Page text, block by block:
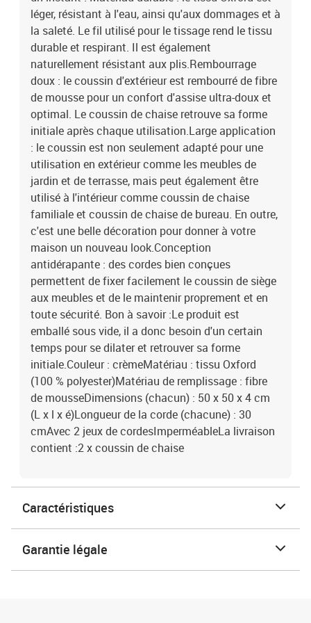
léger, résistant à l'eau, ainsi qu'aux dommages et à
la saleté. Le fil utilisé pour le tissage rend le tissu
durable et respirant. Il est également
naturellement résistant aux plis.Rembourrage
doux : le coussin d'extérieur est rembourré de fibre
de mousse pour un confort d'assise ultra-doux et
optimal. Le coussin de chaise retrouve sa forme
initiale après chaque utilisation.Large application
: le coussin est non seulement adapté pour une
utilisation en extérieur comme les meubles de
jardin et de terrasse, mais peut également être
utilisé à l'intérieur comme coussin de chaise
familiale et coussin de chaise de bureau. En outre,
c'est une belle décoration pour donner à votre
maison un nouveau look.Conception
antidérapante : des cordes bien conçues
permettent de fixer facilement le coussin de siège
aux meubles et de le maintenir proprement et en
toute sécurité. Bon à savoir :Le produit est
emballé sous vide, il a donc besoin d'un certain
temps pour se dilater et retrouver sa forme
initiale.Couleur : crèmeMatériau : tissu Oxford
(100 % polyester)Matériau de remplissage : fibre
de mousseDimensions (chacun) : 50 x 50 x 4 cm
(L x l x é)Longueur de la corde (chacune) : 30
cmAvec 2 jeux de cordesImperméableLa livraison
contient :2 x coussin de chaise
Caractéristiques
Garantie légale